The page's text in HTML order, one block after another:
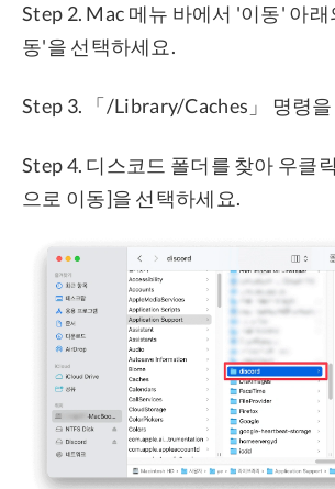
Step 2. Mac 메뉴 바에서 '이동' 아래
동'을 선택하세요.
Step 3. 「/Library/Caches」 명령
Step 4. 디스코드 폴더를 찾아 우클
으로 이동]을 선택하세요.